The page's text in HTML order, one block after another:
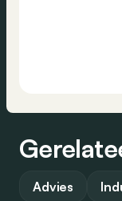
Advies